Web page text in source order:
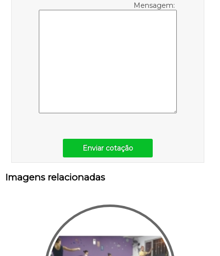
Mensagem:
Enviar cotação
Imagens relacionadas